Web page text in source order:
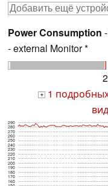
Power Consumption
- external Monitor *
+ 1
160
170
180
190
200
210
220
230
240
250
260
270
280
290